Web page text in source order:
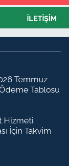
İLETIŞIM
Temmuz
Tablosu
Hizmeti
İçin Takvim